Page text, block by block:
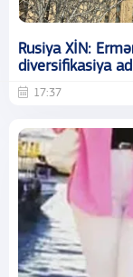
Rusiya XİN:
diversifikasiya
17:37